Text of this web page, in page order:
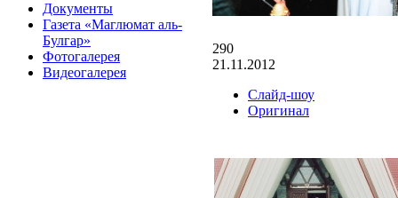
Документы
Газета «Маглюмат аль-
Булгар»
Фотогалерея
Видеогалерея
290
21.11.2012
Слайд-шоу
Оригинал